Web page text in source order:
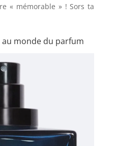
« mémorable » ! Sors ta
monde du parfum